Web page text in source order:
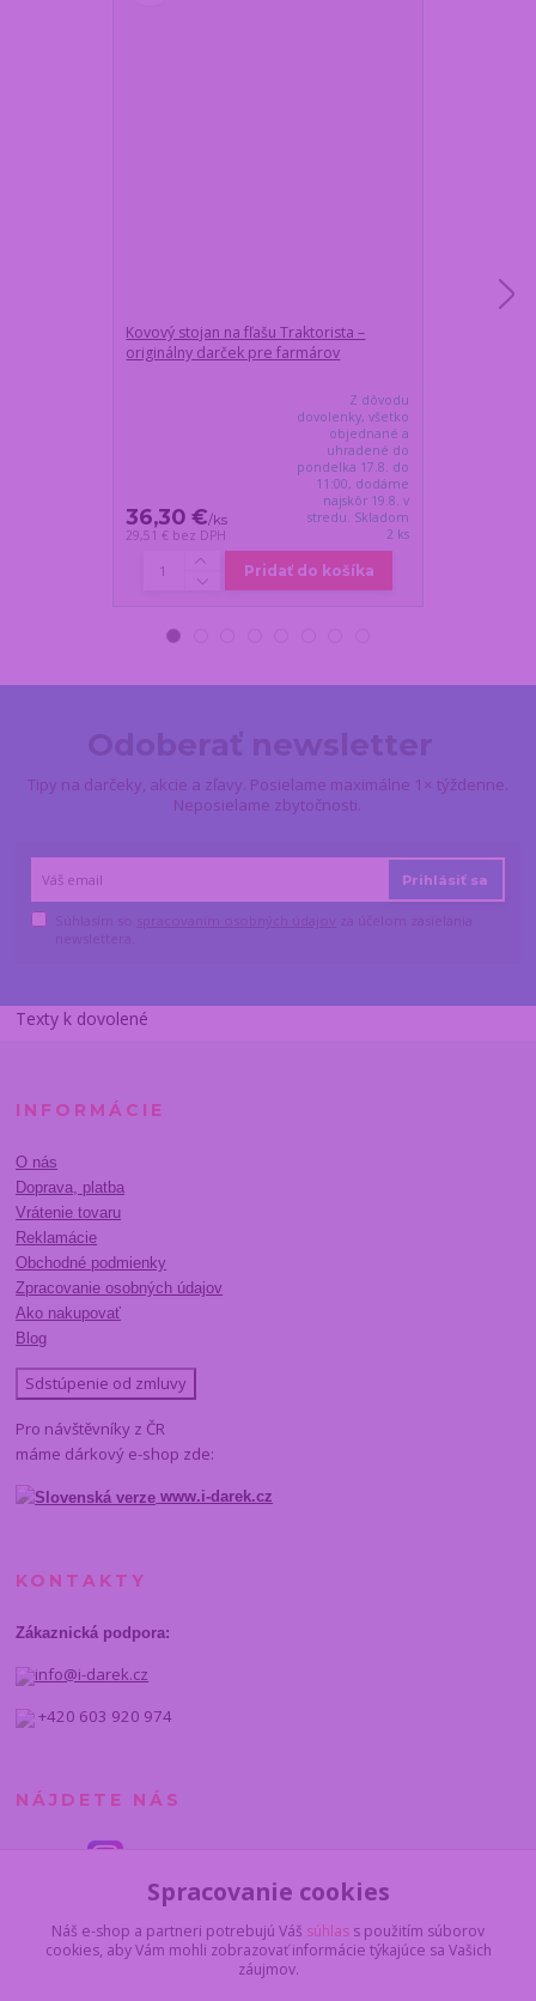
Kovový stojan na fľašu Traktorista –
originálny darček pre farmárov
36,30 €/ks
29,51 € bez DPH
Z dôvodu
dovolenky, všetko
objednané a
uhradené do
pondelka 17.8. do
11:00, dodáme
najskôr 19.8. v
stredu. Skladom
2 ks
Pridať do košíka
Tipy na darčeky, akcie a zľavy. Posielame maximálne 1× týždenne.
Neposielame zbytočnosti.
Prihlásiť sa
Texty k dovolené
INFORMÁCIE
O nás
Doprava, platba
Vrátenie tovaru
Reklamácie
Obchodné podmienky
Zpracovanie osobných údajov
Ako nakupovať
Blog
Sdstúpenie od zmluvy
Pro návštěvníky z ČR
máme dárkový e-shop zde:
www.i-darek.cz
KONTAKTY
Zákaznická podpora:
info@i-darek.cz
+420 603 920 974
NÁJDETE NÁS
Spracovanie cookies
Náš e-shop a partneri potrebujú Váš súhlas s použitím súborov
cookies, aby Vám mohli zobrazovať informácie týkajúce sa Vašich
záujmov.